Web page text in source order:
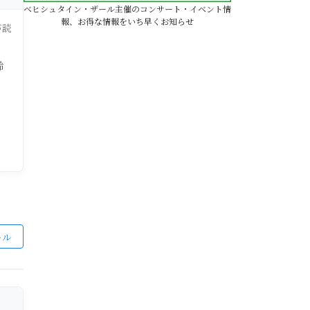
ベヒシュタイン・ザール主催のコンサート・イベント情
報、お得な情報をいち早くお知らせ